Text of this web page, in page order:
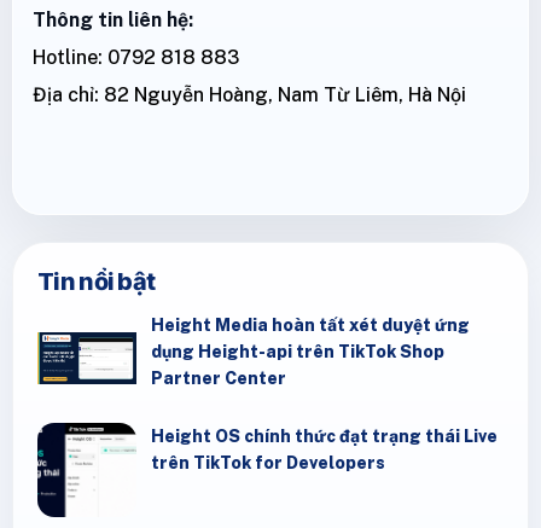
Thông tin liên hệ:
Hotline: 0792 818 883
Địa chỉ: 82 Nguyễn Hoàng, Nam Từ Liêm, Hà Nội
Tin nổi bật
Height Media hoàn tất xét duyệt ứng
dụng Height-api trên TikTok Shop
Partner Center
Height OS chính thức đạt trạng thái Live
trên TikTok for Developers